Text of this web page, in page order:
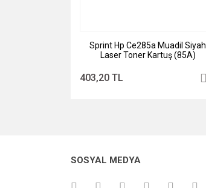
Sprint Hp Ce285a Muadil Siyah
Laser Toner Kartuş (85A)
403,20 TL
SOSYAL MEDYA